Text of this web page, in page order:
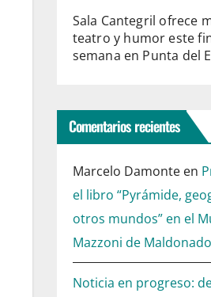
Sala Cantegril ofrece
teatro y humor este
semana en Punta del
Comentarios recientes
Marcelo Damonteen
el libro “Pyrámide,
otros mundos” en el
Mazzoni de Maldonado
Noticia en progreso: